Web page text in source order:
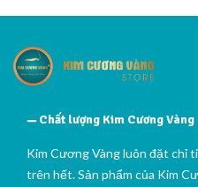
Chất lượng Kim Cương Vàng
Kim Cương Vàng luôn đặt chỉ
trên hết. Sản phẩm của Kim